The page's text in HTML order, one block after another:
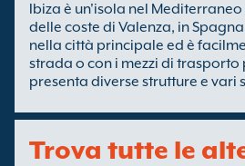
Ibiza è un'isola nel
delle coste di Valenza, in
nella città principale ed è
strada o con i mezzi di
presenta diverse strutture e vari
Trova tutte le